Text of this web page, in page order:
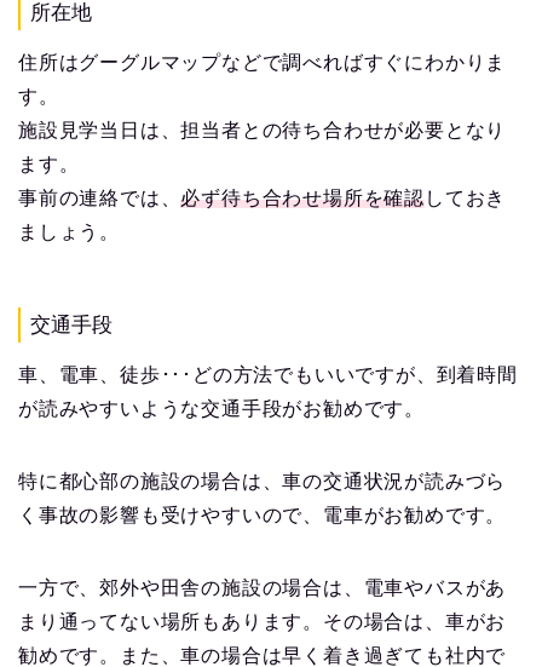
所在地
住所はグーグルマップなどで調べればすぐにわかりま
す。
施設見学当日は、担当者との待ち合わせが必要となり
ます。
事前の連絡では、必ず待ち合わせ場所を確認しておき
ましょう。
交通手段
車、電車、徒歩･･･どの方法でもいいですが、到着時間
が読みやすいような交通手段がお勧めです。
特に都心部の施設の場合は、車の交通状況が読みづら
く事故の影響も受けやすいので、電車がお勧めです。
一方で、郊外や田舎の施設の場合は、電車やバスがあ
まり通ってない場所もあります。その場合は、車がお
勧めです。また、車の場合は早く着き過ぎても社内で